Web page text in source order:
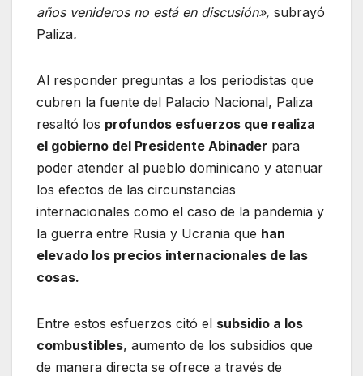
años venideros no está en discusión», subrayó
Paliza.
Al responder preguntas a los periodistas que
cubren la fuente del Palacio Nacional, Paliza
resaltó los profundos esfuerzos que realiza
el gobierno del Presidente Abinader para
poder atender al pueblo dominicano y atenuar
los efectos de las circunstancias
internacionales como el caso de la pandemia y
la guerra entre Rusia y Ucrania que han
elevado los precios internacionales de las
cosas.
Entre estos esfuerzos citó el subsidio a los
combustibles, aumento de los subsidios que
de manera directa se ofrece a través de